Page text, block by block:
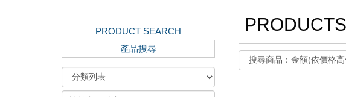
PRODUCT SEARCH
產品搜尋
PRODUCTS